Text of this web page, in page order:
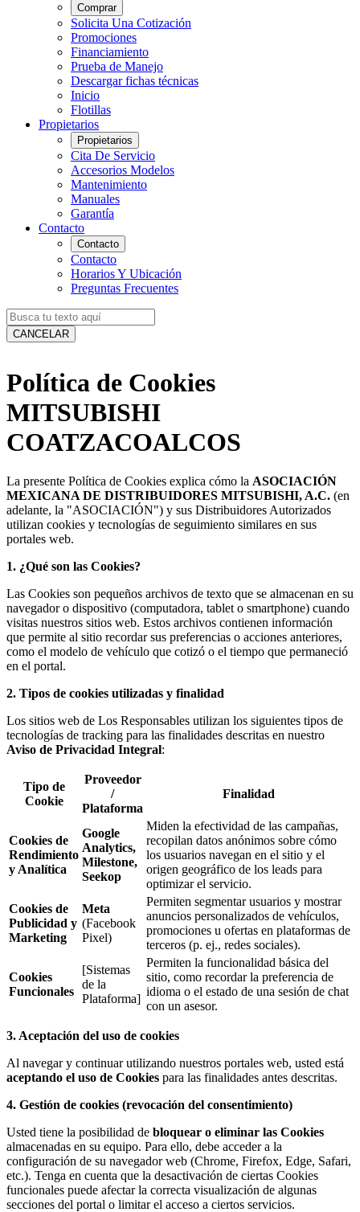
Comprar
Solicita Una Cotización
Promociones
Financiamiento
Prueba de Manejo
Descargar fichas técnicas
Inicio
Flotillas
Propietarios
Propietarios
Cita De Servicio
Accesorios Modelos
Mantenimiento
Manuales
Garantía
Contacto
Contacto
Contacto
Horarios Y Ubicación
Preguntas Frecuentes
CANCELAR
Política de Cookies
MITSUBISHI
COATZACOALCOS
La presente Política de Cookies explica cómo la ASOCIACIÓN
MEXICANA DE DISTRIBUIDORES MITSUBISHI, A.C. (en
adelante, la "ASOCIACIÓN") y sus Distribuidores Autorizados
utilizan cookies y tecnologías de seguimiento similares en sus
portales web.
1. ¿Qué son las Cookies?
Las Cookies son pequeños archivos de texto que se almacenan en su
navegador o dispositivo (computadora, tablet o smartphone) cuando
visitas nuestros sitios web. Estos archivos contienen información
que permite al sitio recordar sus preferencias o acciones anteriores,
como el modelo de vehículo que cotizó o el tiempo que permaneció
en el portal.
2. Tipos de cookies utilizadas y finalidad
Los sitios web de Los Responsables utilizan los siguientes tipos de
tecnologías de tracking para las finalidades descritas en nuestro
Aviso de Privacidad Integral:
Tipo de
Cookie
Proveedor
/
Plataforma
Finalidad
Cookies de
Rendimiento
y Analítica
Google
Analytics,
Milestone,
Seekop
Miden la efectividad de las campañas,
recopilan datos anónimos sobre cómo
los usuarios navegan en el sitio y el
origen geográfico de los leads para
optimizar el servicio.
Cookies de
Publicidad y
Marketing
Meta
(Facebook
Pixel)
Permiten segmentar usuarios y mostrar
anuncios personalizados de vehículos,
promociones u ofertas en plataformas de
terceros (p. ej., redes sociales).
Cookies
Funcionales
[Sistemas
de la
Plataforma]
Permiten la funcionalidad básica del
sitio, como recordar la preferencia de
idioma o el estado de una sesión de chat
con un asesor.
3. Aceptación del uso de cookies
Al navegar y continuar utilizando nuestros portales web, usted está
aceptando el uso de Cookies para las finalidades antes descritas.
4. Gestión de cookies (revocación del consentimiento)
Usted tiene la posibilidad de bloquear o eliminar las Cookies
almacenadas en su equipo. Para ello, debe acceder a la
configuración de su navegador web (Chrome, Firefox, Edge, Safari,
etc.). Tenga en cuenta que la desactivación de ciertas Cookies
funcionales puede afectar la correcta visualización de algunas
secciones del portal o limitar el acceso a ciertos servicios.